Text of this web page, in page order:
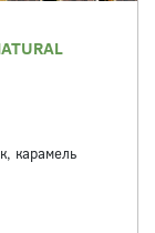
карамель